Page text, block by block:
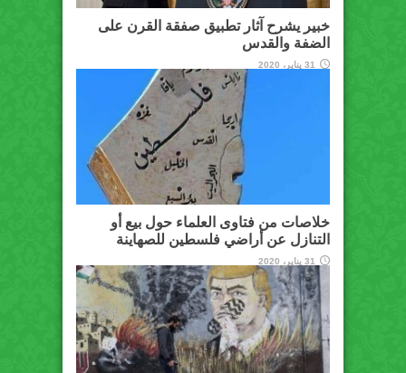
خبير يشرح آثار تطبيق صفقة القرن على
الضفة والقدس
31 يناير، 2020
خلاصات من فتاوى العلماء حول بيع أو
التنازل عن أراضي فلسطين للصهاينة
31 يناير، 2020